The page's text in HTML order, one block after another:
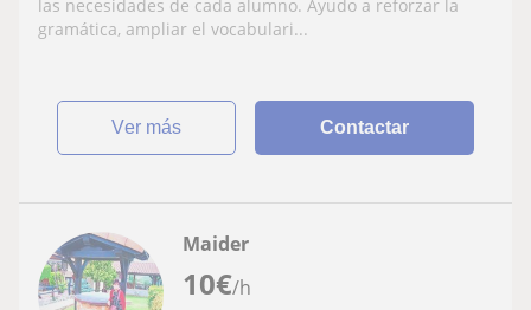
las necesidades de cada alumno. Ayudo a reforzar la
gramática, ampliar el vocabulari...
ver más Contactar
10€/h
Maider